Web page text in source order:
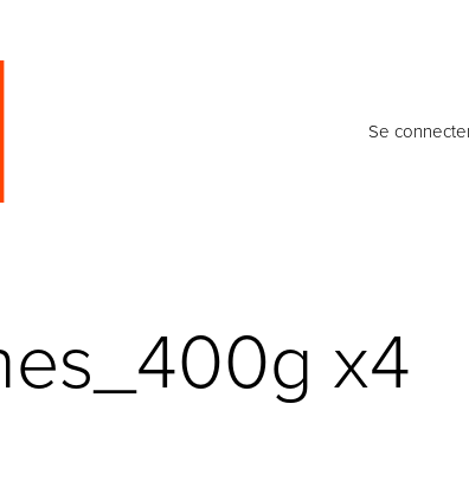
Se
x4